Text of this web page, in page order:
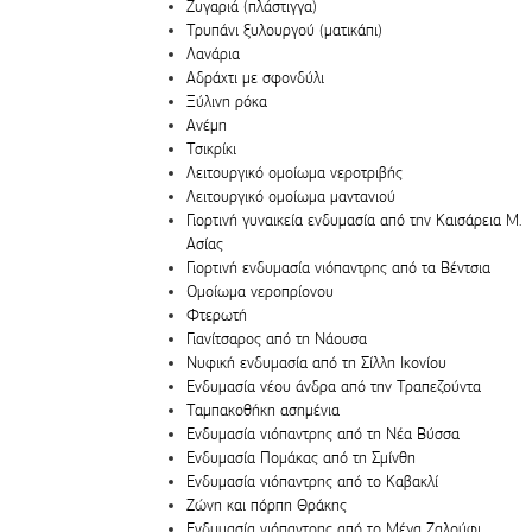
Ζυγαριά (πλάστιγγα)
Τρυπάνι ξυλουργού (ματικάπι)
Λανάρια
Αδράχτι με σφονδύλι
Ξύλινη ρόκα
Ανέμη
Τσικρίκι
Λειτουργικό ομοίωμα νεροτριβής
Λειτουργικό ομοίωμα μαντανιού
Γιορτινή γυναικεία ενδυμασία από την Καισάρεια Μ.
Ασίας
Γιορτινή ενδυμασία νιόπαντρης από τα Βέντσια
Ομοίωμα νεροπρίονου
Φτερωτή
Γιανίτσαρος από τη Νάουσα
Νυφική ενδυμασία από τη Σίλλη Ικονίου
Ενδυμασία νέου άνδρα από την Τραπεζούντα
Ταμπακοθήκη ασημένια
Ενδυμασία νιόπαντρης από τη Νέα Βύσσα
Ενδυμασία Πομάκας από τη Σμίνθη
Ενδυμασία νιόπαντρης από το Καβακλί
Ζώνη και πόρπη Θράκης